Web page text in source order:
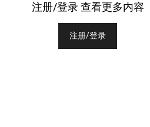
注册/登录 查看更多内容
注册/登录